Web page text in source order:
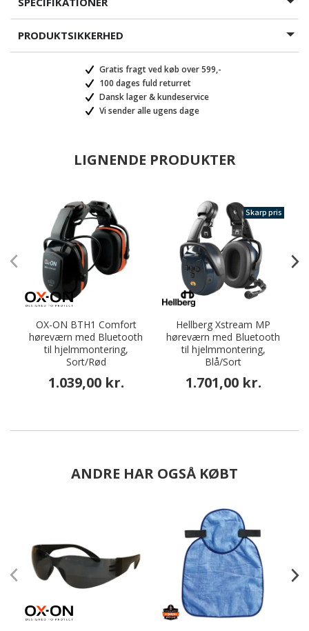
PRODUKTSIKKERHED
Gratis fragt ved køb over 599,-
100 dages fuld returret
Dansk lager & kundeservice
Vi sender alle ugens dage
LIGNENDE PRODUKTER
OX-ON BTH1 Comfort
høreværn med Bluetooth
til hjelmmontering,
Sort/Rød
1.039,00 kr.
Skarp pris
Hellberg Xstream MP
høreværn med Bluetooth
til hjelmmontering,
Blå/Sort
1.701,00 kr.
ANDRE HAR OGSÅ KØBT